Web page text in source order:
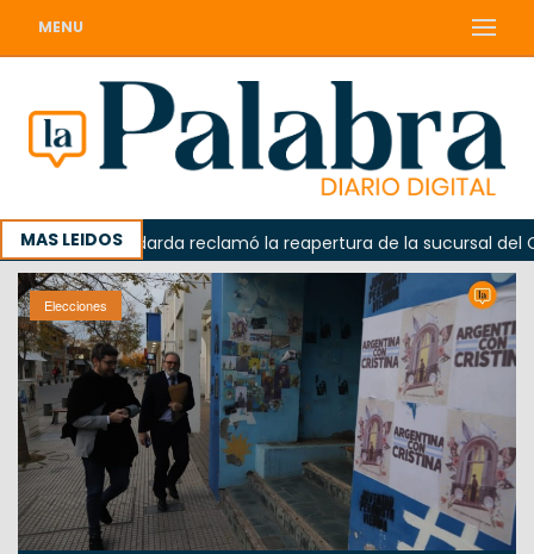
MENU
MAS LEIDOSOdarda reclamó la reapertura de la sucursal del
Elecciones